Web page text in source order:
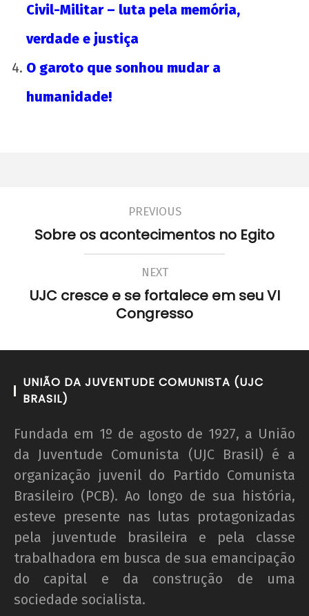
Nota Política da UJC - PARA ALÉM DA
SUSPENSÃO: Pela revogação imediata do
22 de
agosto
2012
admin
Civil-Militar – luta pela memória,
verdade e justiça
O garoto que sonhou mudar a
humanidade!
PREVIOUS
Sobre os acontecimentos no Egito
NEXT
UJC cresce e se fortalece em seu VI
Congresso
UNIÃO DA JUVENTUDE COMUNISTA (UJC
BRASIL)
Fundada em 1º de agosto de 1927, a União
da Juventude Comunista (UJC Brasil) é a
organização juvenil do Partido Comunista
Brasileiro (PCB). Ao longo de sua história,
esteve presente nas lutas protagonizadas
pela juventude brasileira e pela classe
trabalhadora em busca de sua emancipação
do capital e da construção de uma
sociedade socialista.